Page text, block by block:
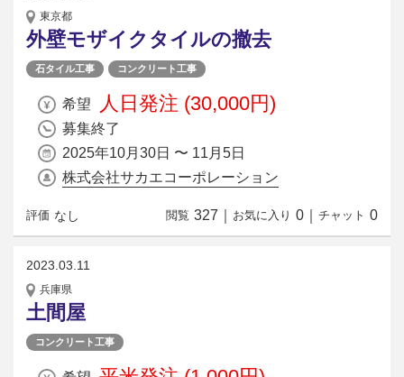
東京都
外壁モザイクタイルの撤去
石タイル工事 コンクリート工事
希望 人日発注 (30,000円)
募集終了
2025年10月30日 〜 11月5日
株式会社サカエコーポレーション
評価 なし 閲覧 327 お気に入り 0 チャット 0
2023.03.11
兵庫県
土間屋
コンクリート工事